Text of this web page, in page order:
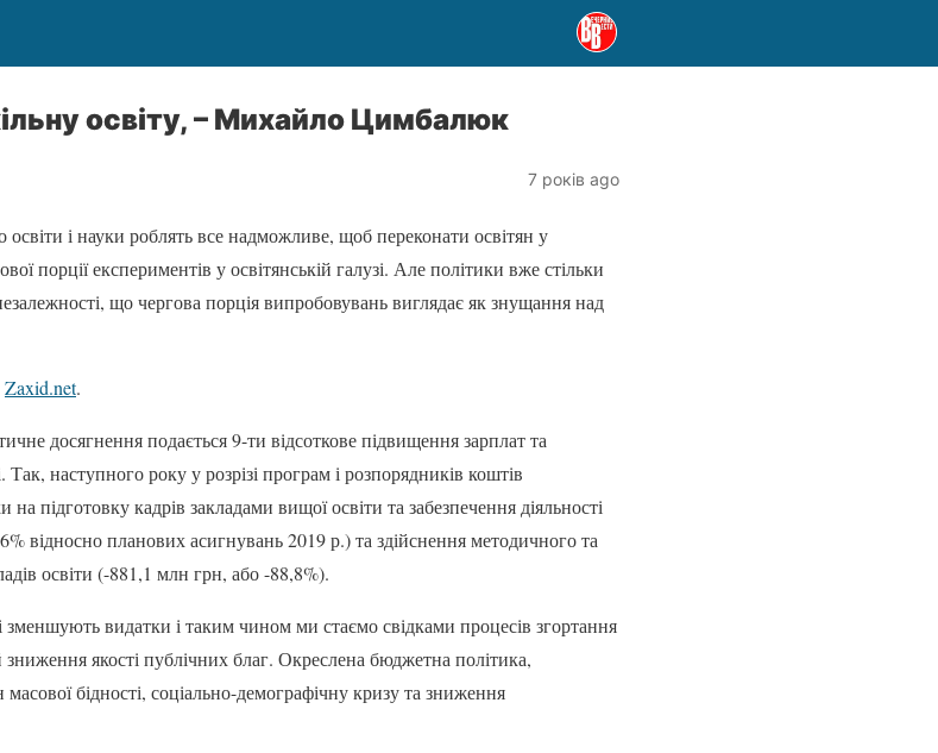
освіту, – Михайло Цимбалюк
7 років ago
освіти і науки роблять все надможливе, щоб переконати освітян у
порції експериментів у освітянській галузі. Але політики вже стільки
що чергова порція випробовувань виглядає як знущання над
Zaxid.net.
досягнення подається 9-ти відсоткове підвищення зарплат та
наступного року у розрізі програм і розпорядників коштів
підготовку кадрів закладами вищої освіти та забезпечення діяльності
відносно планових асигнувань 2019 р.) та здійснення методичного та
освіти (-881,1 млн грн, або -88,8%).
зменшують видатки і таким чином ми стаємо свідками процесів згортання
якості публічних благ. Окреслена бюджетна політика,
бідності, соціально-демографічну кризу та зниження